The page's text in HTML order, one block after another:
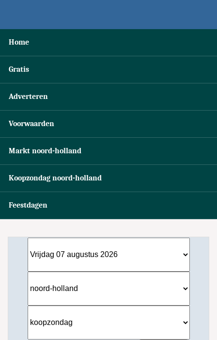
Home
Gratis
Adverteren
Voorwaarden
Markt noord-holland
Koopzondag noord-holland
Feestdagen